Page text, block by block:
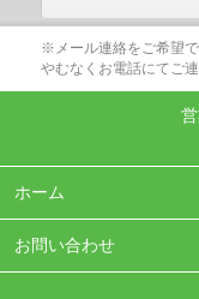
※メール連絡をご希望で
やむなくお電話にてご
ホーム
お問い合わせ